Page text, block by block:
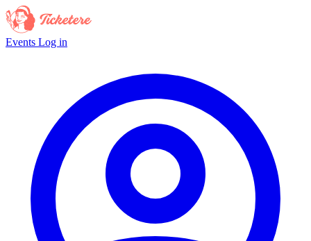
Events Log in